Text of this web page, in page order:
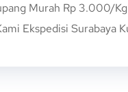
Murah Rp 3.000/
Ekspedisi Surabaya